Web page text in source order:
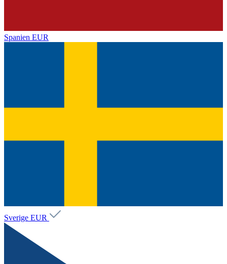
Spanien EUR
Sverige EUR